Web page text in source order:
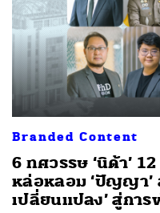
Branded Content
6 ทศวรรษ ‘นิด้า’
หล่อหลอม ‘ปัญญา’
เปลี่ยนแปลง’ สู่กา